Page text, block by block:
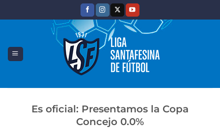
Es oficial: Presentamos la Copa
Concejo 0.0%